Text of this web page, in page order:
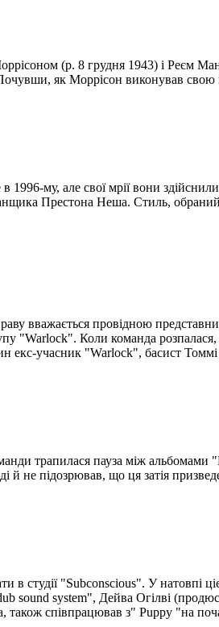
(р. 8 грудня 1943) і Реєм
як Моррісон виконував
му, але свої мрії вони
Престона Неша. Стиль,
вважається провідною
"Warlock". Коли команда розпалася,
екс-учасник "Warlock", басист
трапилася пауза між альбомами
не підозрював, що ця затія
в студії "Subconscious". У
sound system", Дейва Огілві
співпрацював з" Puppy "на